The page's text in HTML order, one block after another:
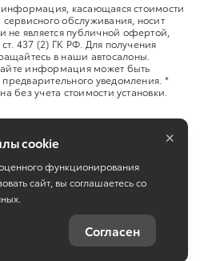
информация, касающаяся стоимости
обслуживания, носит
является публичной офертой,
437 (2) ГК РФ. Для получения
в наши автосалоны.
информация может быть
уведомления. *
без учета стоимости установки.
cookie
функционирования
сайт, вы соглашаетесь со
Согласен
×